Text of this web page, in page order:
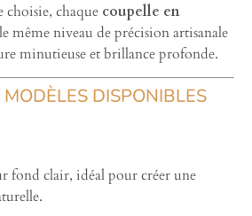
choisie, chaque coupelle en
même niveau de précision artisanale
minutieuse et brillance profonde.
DISPONIBLES
fond clair, idéal pour créer une